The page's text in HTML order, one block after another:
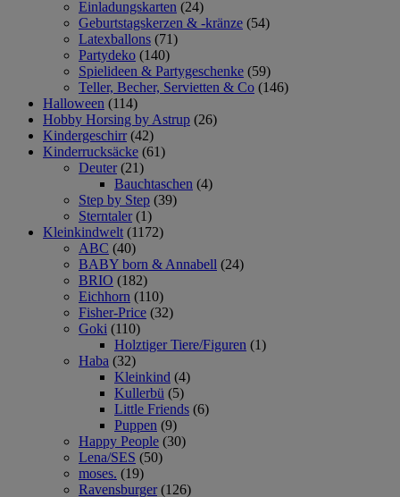
Einladungskarten (24)
Geburtstagskerzen & -kränze (54)
Latexballons (71)
Partydeko (140)
Spielideen & Partygeschenke (59)
Teller, Becher, Servietten & Co (146)
Halloween (114)
Hobby Horsing by Astrup (26)
Kindergeschirr (42)
Kinderrucksäcke (61)
Deuter (21)
Bauchtaschen (4)
Step by Step (39)
Sterntaler (1)
Kleinkindwelt (1172)
ABC (40)
BABY born & Annabell (24)
BRIO (182)
Eichhorn (110)
Fisher-Price (32)
Goki (110)
Holztiger Tiere/Figuren (1)
Haba (32)
Kleinkind (4)
Kullerbü (5)
Little Friends (6)
Puppen (9)
Happy People (30)
Lena/SES (50)
moses. (19)
Ravensburger (126)